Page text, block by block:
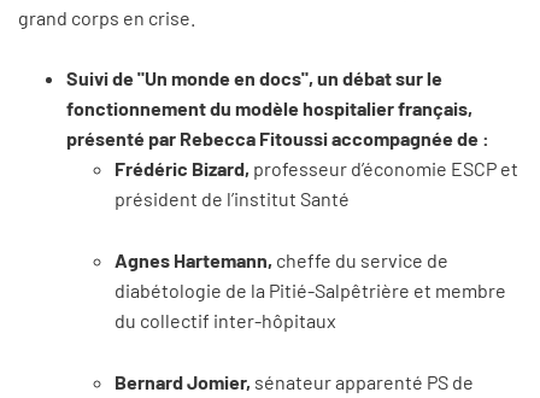
grand corps en crise.
Suivi de "Un monde en docs", un débat sur le
fonctionnement du modèle hospitalier français,
présenté par Rebecca Fitoussi accompagnée de :
Frédéric Bizard, professeur d’économie ESCP et
président de l’institut Santé
Agnes Hartemann, cheffe du service de
diabétologie de la Pitié-Salpêtrière et membre
du collectif inter-hôpitaux
Bernard Jomier, sénateur apparenté PS de